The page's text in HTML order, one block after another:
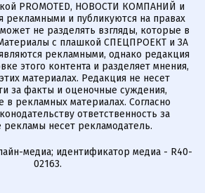
PROMOTED, НОВОСТИ КОМПАНИЙ и
и публикуются на правах
не разделять взгляды, которые в
с плашкой СПЕЦПРОЕКТ и ЗА
рекламными, однако редакция
этого контента и разделяет мнения,
материалах. Редакция не несет
за факты и оценочные суждения,
в рекламных материалах. Согласно
ответственность за
несет рекламодатель.
медиа; идентификатор медиа - R40-
02163.